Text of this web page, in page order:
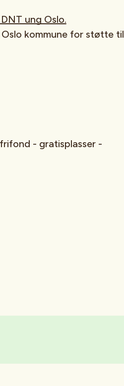
ung Oslo.
kommune for støtte til
- gratisplasser -